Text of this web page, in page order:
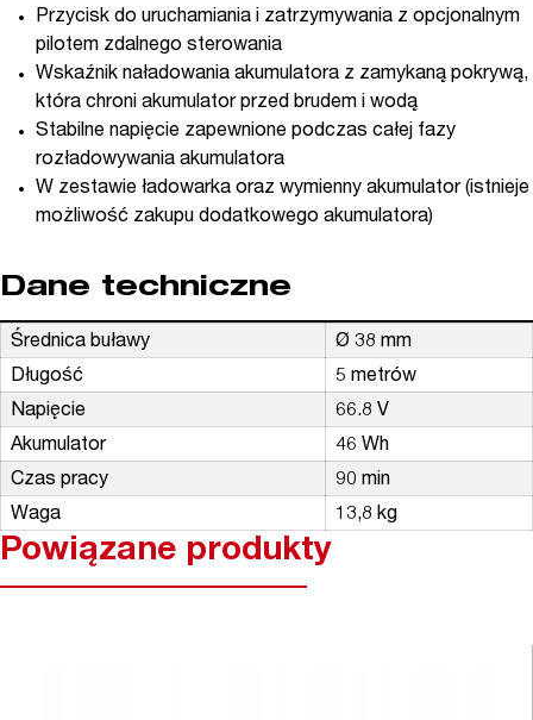
Przycisk do uruchamiania i zatrzymywania z opcjonalnym
pilotem zdalnego sterowania
Wskaźnik naładowania akumulatora z zamykaną pokrywą,
która chroni akumulator przed brudem i wodą
Stabilne napięcie zapewnione podczas całej fazy
rozładowywania akumulatora
W zestawie ładowarka oraz wymienny akumulator (istnieje
możliwość zakupu dodatkowego akumulatora)
Dane techniczne
Średnica buławy
Ø 38 mm
Długość
5 metrów
Napięcie
66.8 V
Akumulator
46 Wh
Czas pracy
90 min
Waga
13,8 kg
Powiązane produkty